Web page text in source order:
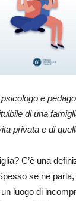
e
di una
privata e di
C’è una
se ne
luogo di